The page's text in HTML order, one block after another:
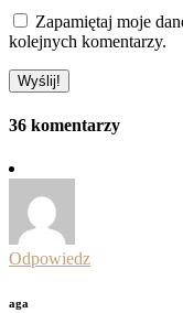
Zapamiętaj moje
kolejnych komentarzy.
36 komentarzy
Odpowiedz
aga